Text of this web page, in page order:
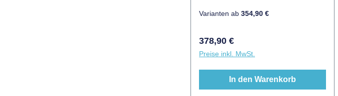
250 oder 300mmEinbaulänge
Türanschluss 470m (Rohrlänge
530mm)
Varianten ab 354,90 €
Regulärer Preis:
378,90 €
Preise inkl. MwSt.
In den Warenkorb